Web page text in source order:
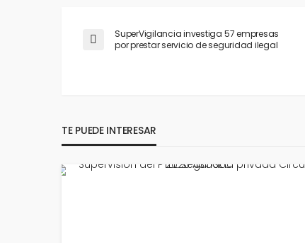
SuperVigilancia investiga 57 empresas
por prestar servicio de seguridad ilegal
TE PUEDE INTERESAR